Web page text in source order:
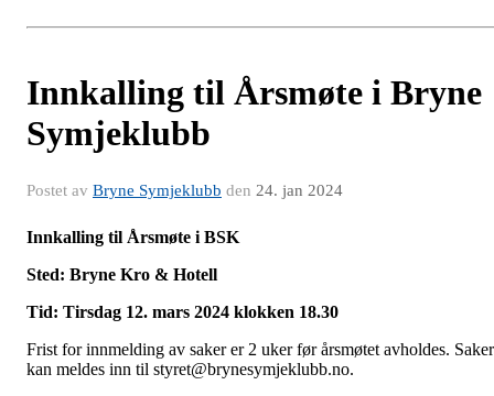
Innkalling til Årsmøte i Bryne
Symjeklubb
Postet av Bryne Symjeklubb den 24. jan 2024
Innkalling til Årsmøte i BSK
Sted: Bryne Kro & Hotell
Tid: Tirsdag 12. mars 2024 klokken 18.30
Frist for innmelding av saker er 2 uker før årsmøtet avholdes. Saker
kan meldes inn til styret@brynesymjeklubb.no.